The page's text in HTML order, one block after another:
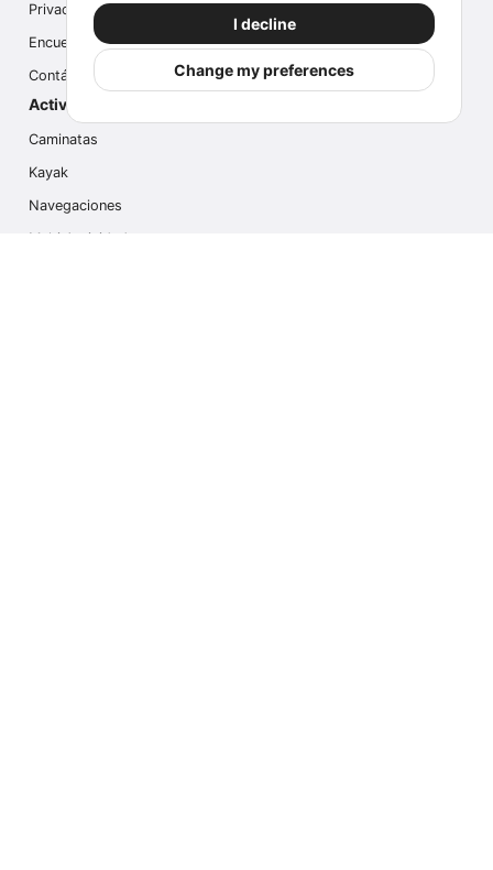
I decline
Change my preferences
Privacidad
Encuesta
Contáctanos
Actividades populares
Caminatas
Kayak
Navegaciones
Multi Actividades